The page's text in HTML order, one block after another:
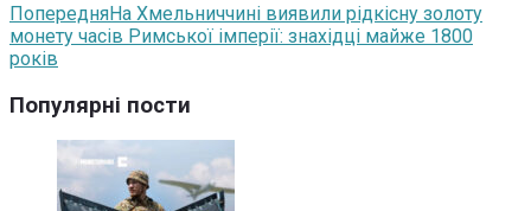
ПопередняНа Хмельниччині виявили рідкісну золоту
монету часів Римської імперії: знахідці майже 1800
років
Популярні пости